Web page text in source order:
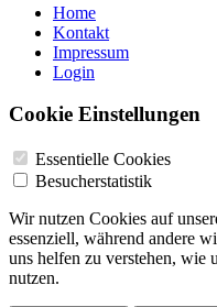
Home
Kontakt
Impressum
Login
Cookie Einstellungen
Essentielle Cookies
Besucherstatistik
Wir nutzen Cookies auf
essenziell, während andere
uns helfen zu verstehen, wie
nutzen.